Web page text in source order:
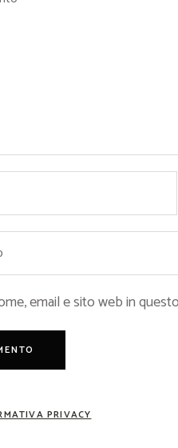
email e sito web in
PRIVACY